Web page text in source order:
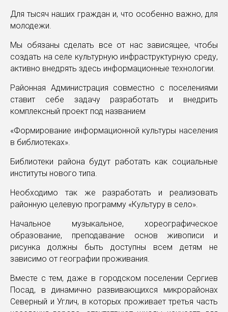
Для тысяч наших граждан и, что особенно важно, для
молодежи.
Мы обязаны сделать все от нас зависящее, чтобы
создать на селе культурную инфраструктурную среду,
активно внедрять здесь информационные технологии.
Районная Администрация совместно с поселениями
ставит себе задачу разработать и внедрить
комплексный проект под названием
«Формирование информационной культуры населения
в библиотеках».
Библиотеки района будут работать как социальные
институты нового типа.
Необходимо так же разработать и реализовать
районную целевую программу «Культуру в село».
Начальное музыкальное, хореографическое
образование, преподавание основ живописи и
рисунка должны быть доступны всем детям не
зависимо от географии проживания.
Вместе с тем, даже в городском поселении Сергиев
Посад, в динамично развивающихся микрорайонах
Северный и Углич, в которых проживает третья часть